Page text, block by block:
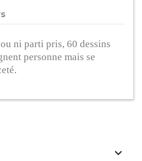
ni parti pris, 60 dessins
personne mais se
